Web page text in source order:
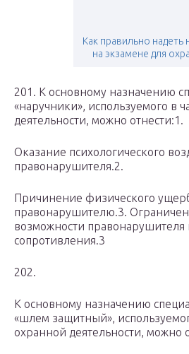
Как правильно надеть
на экзамене для
201. К основному назначению
«наручники», используемого в
деятельности, можно отнести:1.
Оказание психологического
правонарушителя.2.
Причинение физического
правонарушителю.3.
возможности правонарушителя
сопротивления.3
202.
К основному назначению
«шлем защитный»,
охранной деятельности, можно